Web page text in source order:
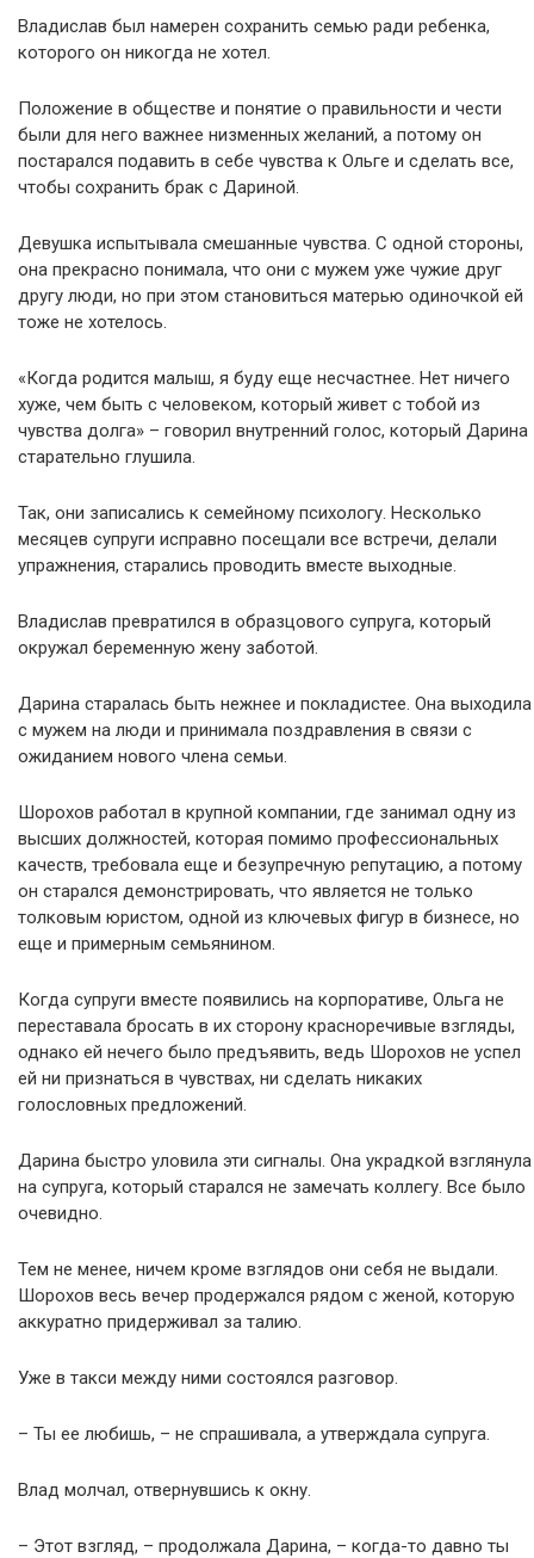
Владислав был намерен сохранить семью ради ребенка,
которого он никогда не хотел.
Положение в обществе и понятие о правильности и чести
были для него важнее низменных желаний, а потому он
постарался подавить в себе чувства к Ольге и сделать все,
чтобы сохранить брак с Дариной.
Девушка испытывала смешанные чувства. С одной стороны,
она прекрасно понимала, что они с мужем уже чужие друг
другу люди, но при этом становиться матерью одиночкой ей
тоже не хотелось.
«Когда родится малыш, я буду еще несчастнее. Нет ничего
хуже, чем быть с человеком, который живет с тобой из
чувства долга» – говорил внутренний голос, который Дарина
старательно глушила.
Так, они записались к семейному психологу. Несколько
месяцев супруги исправно посещали все встречи, делали
упражнения, старались проводить вместе выходные.
Владислав превратился в образцового супруга, который
окружал беременную жену заботой.
Дарина старалась быть нежнее и покладистее. Она выходила
с мужем на люди и принимала поздравления в связи с
ожиданием нового члена семьи.
Шорохов работал в крупной компании, где занимал одну из
высших должностей, которая помимо профессиональных
качеств, требовала еще и безупречную репутацию, а потому
он старался демонстрировать, что является не только
толковым юристом, одной из ключевых фигур в бизнесе, но
еще и примерным семьянином.
Когда супруги вместе появились на корпоративе, Ольга не
переставала бросать в их сторону красноречивые взгляды,
однако ей нечего было предъявить, ведь Шорохов не успел
ей ни признаться в чувствах, ни сделать никаких
голословных предложений.
Дарина быстро уловила эти сигналы. Она украдкой взглянула
на супруга, который старался не замечать коллегу. Все было
очевидно.
Тем не менее, ничем кроме взглядов они себя не выдали.
Шорохов весь вечер продержался рядом с женой, которую
аккуратно придерживал за талию.
Уже в такси между ними состоялся разговор.
– Ты ее любишь, – не спрашивала, а утверждала супруга.
Влад молчал, отвернувшись к окну.
– Этот взгляд, – продолжала Дарина, – когда-то давно ты